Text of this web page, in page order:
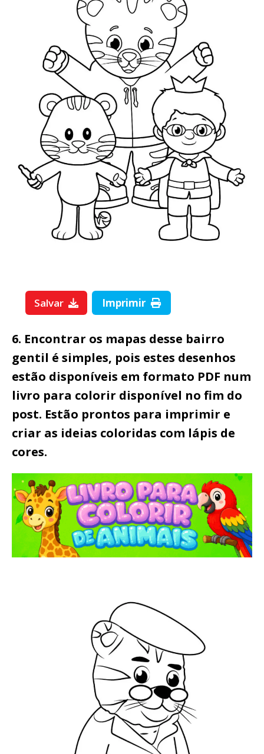
Salvar Imprimir
6. Encontrar os mapas desse bairro
gentil é simples, pois estes desenhos
estão disponíveis em formato PDF num
livro para colorir disponível no fim do
post. Estão prontos para imprimir e
criar as ideias coloridas com lápis de
cores.